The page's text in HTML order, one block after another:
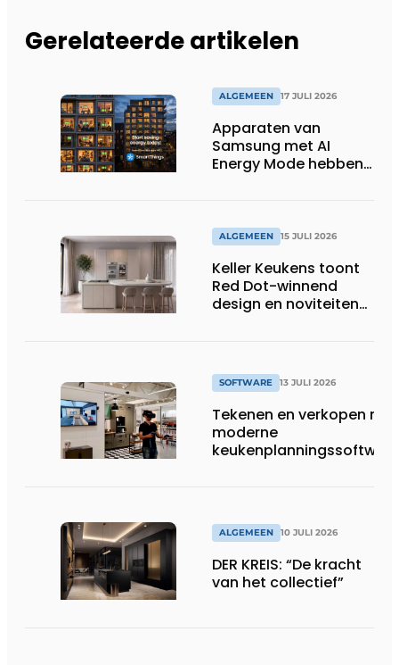
Gerelateerde artikelen
ALGEMEEN 17 JULI 2026
Apparaten van
Samsung met AI
Energy Mode hebben
huishoudens, wat
wassen van 22.023.110
voetbalshirts
ALGEMEEN 15 JULI 2026
Keller Keukens toont
Red Dot-winnend
design en noviteiten
SOFTWARE 13 JULI 2026
Tekenen en verkopen met
moderne
keukenplanningssoftware
ALGEMEEN 10 JULI 2026
DER KREIS: “De kracht
van het collectief”